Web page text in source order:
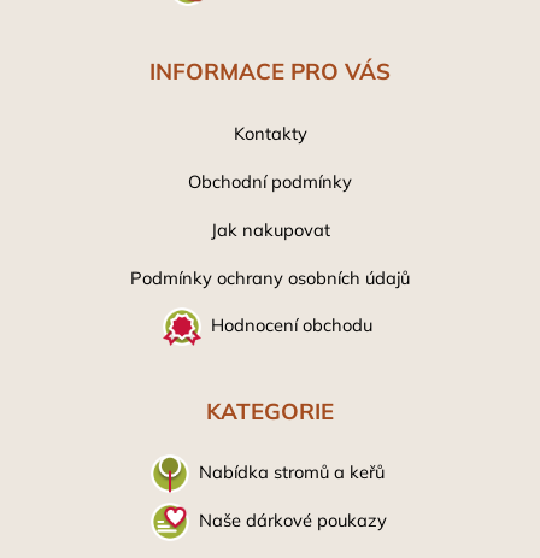
INFORMACE PRO VÁS
Kontakty
Obchodní podmínky
Jak nakupovat
Podmínky ochrany osobních údajů
Hodnocení obchodu
KATEGORIE
Nabídka stromů a keřů
Naše dárkové poukazy